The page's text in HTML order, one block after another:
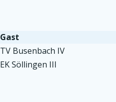
Gast
TV Busenbach IV
EK Söllingen III